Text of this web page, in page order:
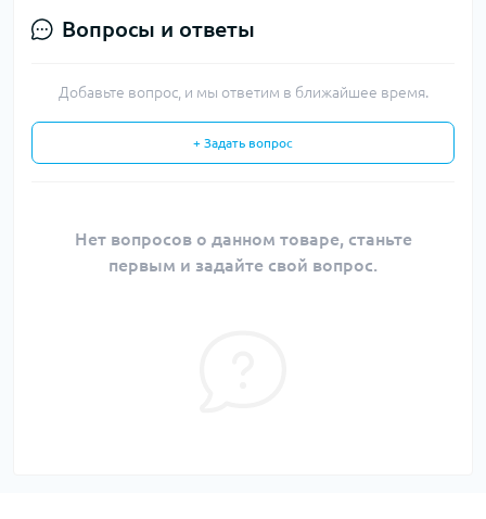
Вопросы и ответы
Добавьте вопрос, и мы ответим в ближайшее время.
+ Задать вопрос
Нет вопросов о данном товаре, станьте
первым и задайте свой вопрос.